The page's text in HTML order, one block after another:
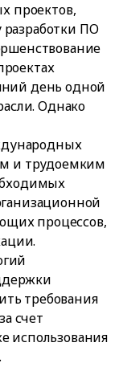
проектов,
разработки ПО
день одной
Однако
и трудоемким
процессов,
требования
счет
использования